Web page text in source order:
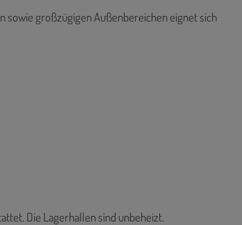
sowie großzügigen Außenbereichen eignet sich
Die Lagerhallen sind unbeheizt.